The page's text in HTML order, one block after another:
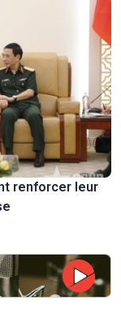
renforcer leur